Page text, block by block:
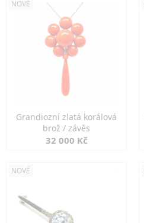
NOVÉ
Grandiozní zlatá korálová
brož / závěs
32 000 Kč
NOVÉ